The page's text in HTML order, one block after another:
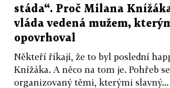
stáda“. Proč Milana
vláda vedená mužem,
opovrhoval
Někteří říkají, že to byl poslední
Knížáka. A něco na tom je. Pohřeb
organizovaný těmi, kterými slavný...